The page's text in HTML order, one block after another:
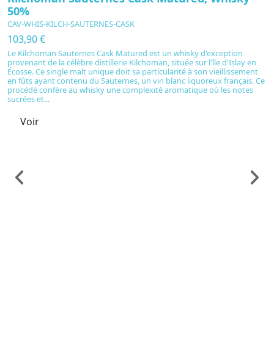
50%
CAV-WHIS-KILCH-SAUTERNES-CASK
103,90 €
Le Kilchoman Sauternes Cask Matured est un whisky d'exception
provenant de la célèbre distillerie Kilchoman, située sur l'île d'Islay en
Écosse. Ce single malt unique doit sa particularité à son vieillissement
en fûts ayant contenu du Sauternes, un vin blanc liquoreux français. Ce
procédé confère au whisky une complexité aromatique où les notes
sucrées et...
Voir